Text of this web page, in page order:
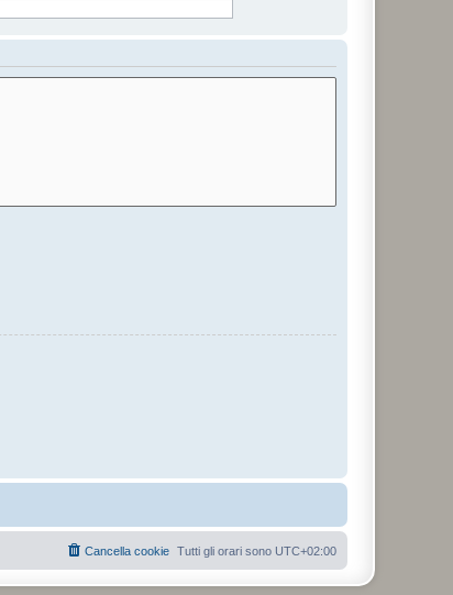
Tutti gli orari sono UTC+02:00
Cancella cookie